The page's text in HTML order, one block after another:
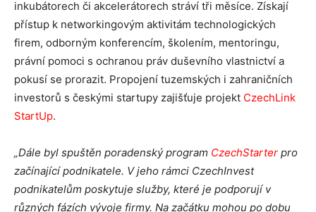
inkubátorech či akcelerátorech stráví tři měsíce. Získají
přístup k networkingovým aktivitám technologických
firem, odborným konferencím, školením, mentoringu,
právní pomoci s ochranou práv duševního vlastnictví a
pokusí se prorazit. Propojení tuzemských i zahraničních
investorů s českými startupy zajišťuje projekt CzechLink
StartUp.
„Dále byl spuštěn poradenský program CzechStarter pro
začínající podnikatele. V jeho rámci CzechInvest
podnikatelům poskytuje služby, které je podporují v
různých fázích vývoje firmy. Na začátku mohou po dobu